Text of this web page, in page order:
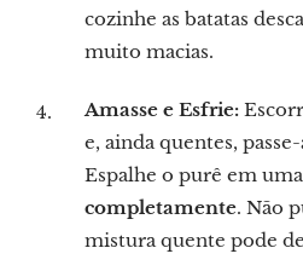
cozinhe as batatas
muito macias.
Amasse e Esfrie:
e, ainda quentes,
Espalhe o purê em
completamente. Não
mistura quente pode